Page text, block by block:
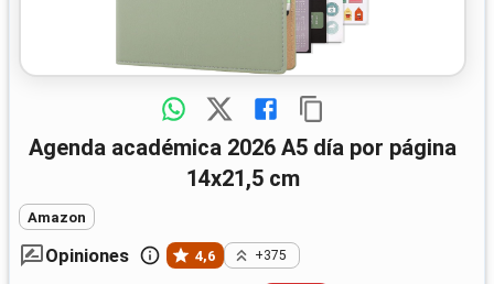
Agenda académica 2026 A5 día por página
14x21,5 cm
Amazon
Opiniones 4,6 +375